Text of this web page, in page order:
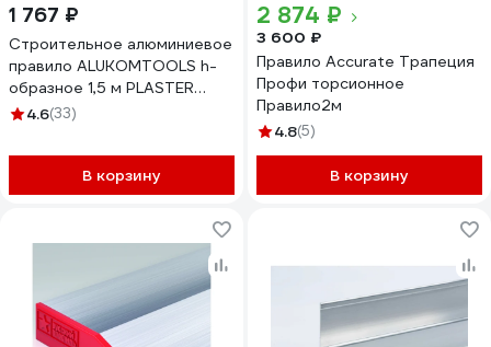
1 767 ₽
Cтроительное алюминиевое
правило ALUKOMTOOLS h-
образное 1,5 м PLASTER
21196615
4.6(33)
В корзину
2 874 ₽
3 600 ₽
Правило Accurate Трапеция
Профи торсионное
Правило2м
4.8(5)
В корзину